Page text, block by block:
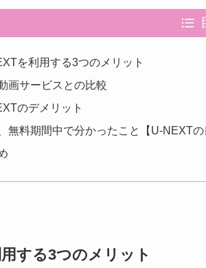
を利用する3つのメリット
画サービスとの比較
のデメリット
無料期間中で分かったこと【U-NEXTの
する3つのメリット